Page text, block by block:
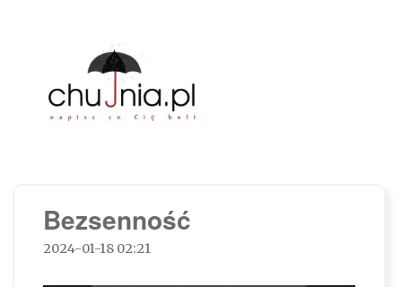
Bezsenność
2024-01-18 02:21